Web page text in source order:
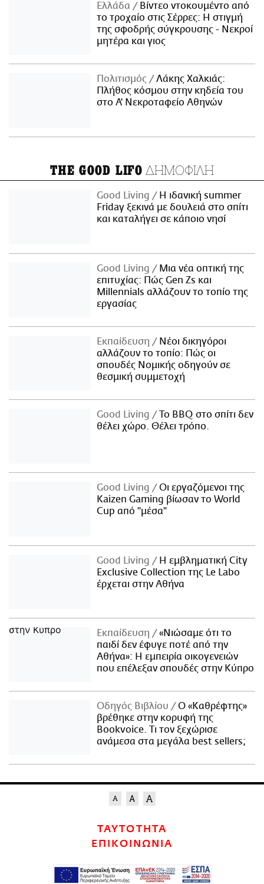
Ελλάδα
Βίντεο ντοκουμέντο από
το τροχαίο στις Σέρρες: Η στιγμή
της σφοδρής σύγκρουσης - Νεκροί
μητέρα και γιος
Πολιτισμός
Λάκης Χαλκιάς:
Πλήθος κόσμου στην κηδεία του
στο Α' Νεκροταφείο Αθηνών
THE GOOD LIFO ΔΗΜΟΦΙΛΗ
Good Living
Η ιδανική summer
Friday ξεκινά με δουλειά στο σπίτι
και καταλήγει σε κάποιο νησί
Good Living
Μια νέα οπτική της
επιτυχίας: Πώς Gen Zs και
Millennials αλλάζουν το τοπίο της
εργασίας
Εκπαίδευση
Νέοι δικηγόροι
αλλάζουν το τοπίο: Πώς οι
σπουδές Νομικής οδηγούν σε
θεσμική συμμετοχή
Good Living
Το BBQ στο σπίτι δεν
θέλει χώρο. Θέλει τρόπο.
Good Living
Οι εργαζόμενοι της
Kaizen Gaming βίωσαν το World
Cup από "μέσα"
Good Living
Η εμβληματική City
Exclusive Collection της Le Labo
έρχεται στην Αθήνα
Εκπαίδευση
«Νιώσαμε ότι το
παιδί δεν έφυγε ποτέ από την
Αθήνα»: Η εμπειρία οικογενειών
που επέλεξαν σπουδές στην Κύπρο
Οδηγός Βιβλίου
Ο «Καθρέφτης»
βρέθηκε στην κορυφή της
Bookvoice. Τι τον ξεχώρισε
ανάμεσα στα μεγάλα best sellers;
ΤΑΥΤΟΤΗΤΑ
ΕΠΙΚΟΙΝΩΝΙΑ